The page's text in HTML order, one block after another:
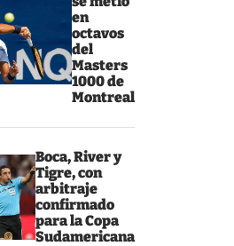
en
octavos
del
Masters
1000 de
Montreal
Boca, River y
Tigre, con
arbitraje
confirmado
para la Copa
Sudamericana